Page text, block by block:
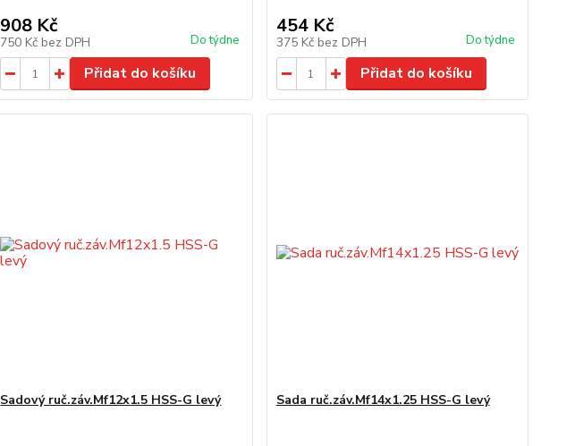
908 Kč
750 Kč bez DPH Do týdne
Přidat do košíku
454 Kč
375 Kč bez DPH Do týdne
Přidat do košíku
Sadový ruč.záv.Mf12x1.5 HSS-G levý Sada ruč.záv.Mf14x1.25 HSS-G levý